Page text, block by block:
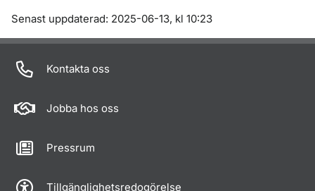
Om sidan
Senast uppdaterad: 2025-06-13, kl 10:23
Kontakta oss
Jobba hos oss
Pressrum
Tillgänglighetsredogörelse